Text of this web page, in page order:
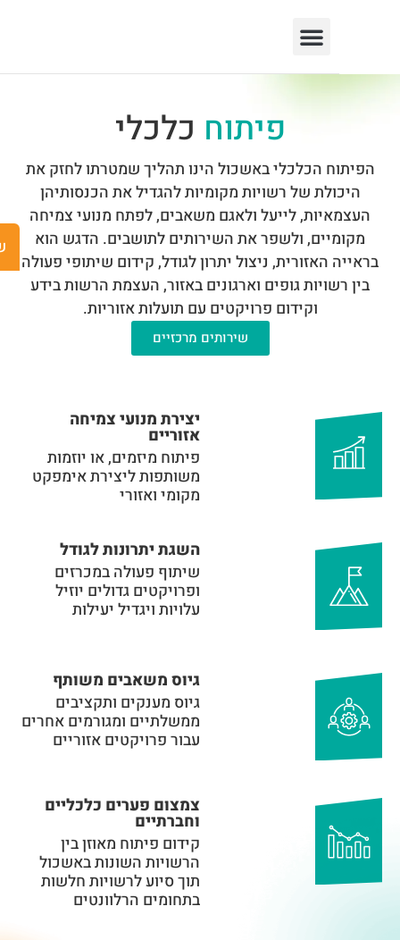
שישים
פיתוחכלכלי
הכלכלי באשכול הינו תהליך שמטרתו לחזק את
של רשויות מקומיות להגדיל את הכנסותיהן
לייעל ולאגם משאבים, לפתח מנועי צמיחה
ולשפר את השירותים לתושבים. הדגש הוא
האזורית, ניצול יתרון לגודל, קידום שיתופי פעולה
גופים וארגונים באזור, העצמת הרשות בידע
וקידום פרויקטים עם תועלות אזוריות.
שירותים מרכזיים
יצירת מנועי צמיחה
פיתוח מיזמים, או יוזמות
משותפות ליצירת אימפקט
מקומי ואזורי
השגת יתרונות לגודל
שיתוף פעולה במכרזים
ופרויקטים גדולים יוזיל
עלויות ויגדיל יעילות
גיוס משאבים משותף
גיוס מענקים ותקציבים
ממשלתיים ומגורמים אחרים
עבור פרויקטים אזוריים
צמצום פערים כלכליים
וחברתיים
קידום פיתוח מאוזן בין
הרשויות השונות באשכול
תוך סיוע לרשויות חלשות
בתחומים הרלוונטים